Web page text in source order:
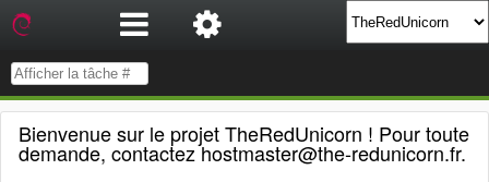
Bienvenue sur le projet TheRedUnicorn ! Pour toute
demande, contactez hostmaster@the-redunicorn.fr.